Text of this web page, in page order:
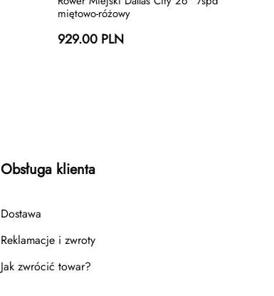
miętowo-różowy
929.00 PLN
Obsługa klienta
Dostawa
Reklamacje i zwroty
Jak zwrócić towar?